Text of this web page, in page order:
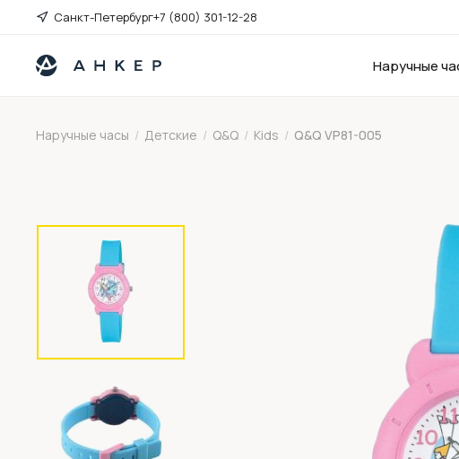
Санкт-Петербург+7 (800) 301-12-28
Наручные
Наручные часы / Детские / Q&Q / Kids / Q&Q VP81-005